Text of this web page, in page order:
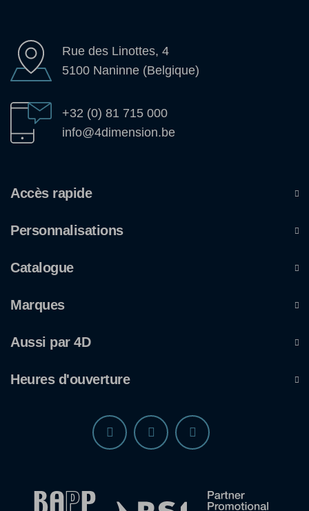
Rue des Linottes, 4
5100 Naninne (Belgique)
+32 (0) 81 715 000
info@4dimension.be
Accès rapide
Personnalisations
Catalogue
Marques
Aussi par 4D
Heures d'ouverture